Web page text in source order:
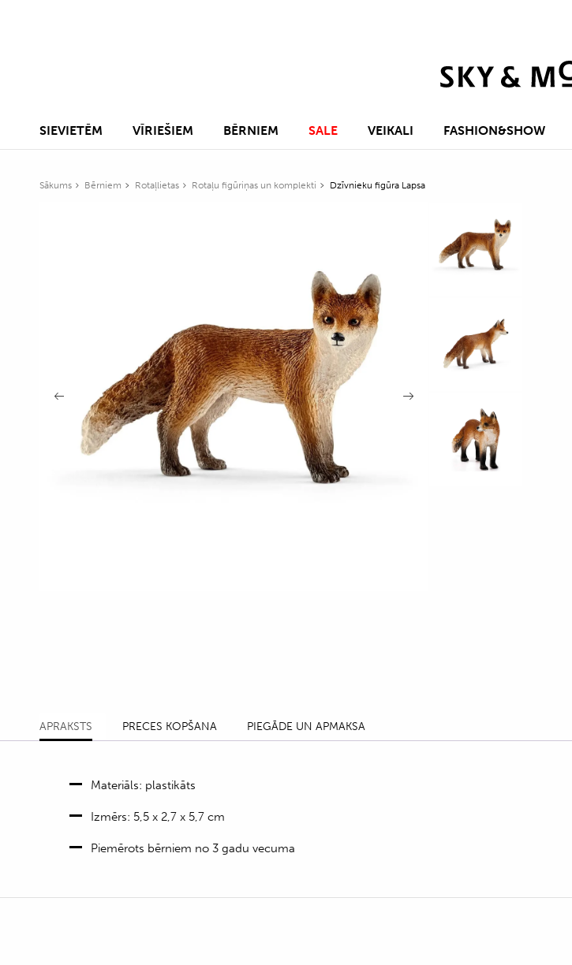
SIEVIETĒM VĪRIEŠIEM BĒRNIEM SALE VEIKALI FASHION&SHOW
Sākums Bērniem Rotaļlietas Rotaļu figūriņas un komplekti Dzīvnieku figūra Lapsa
APRAKSTS PRECES KOPŠANA PIEGĀDE UN APMAKSA
Materiāls: plastikāts
Izmērs: 5,5 x 2,7 x 5,7 cm
Piemērots bērniem no 3 gadu vecuma